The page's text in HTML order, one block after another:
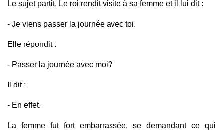
Le sujet partit. Le roi rendit visite à sa femme et il lui dit :
- Je viens passer la journée avec toi.
Elle répondit :
- Passer la journée avec moi?
Il dit :
- En effet.
La femme fut fort embarrassée, se demandant ce qui